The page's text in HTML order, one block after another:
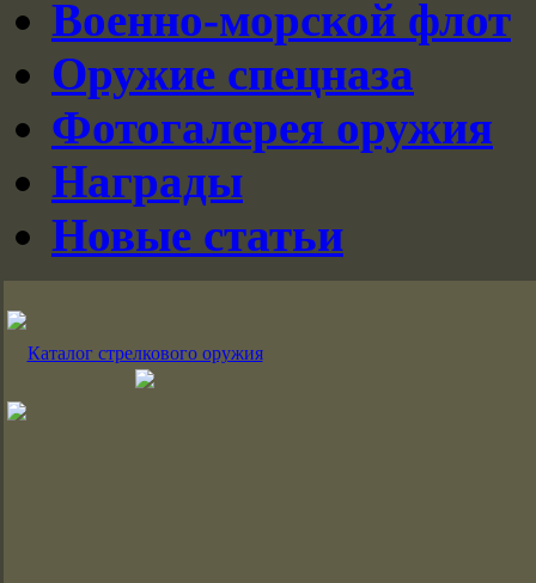
Военно-морской флот
Оружие спецназа
Фотогалерея оружия
Награды
Новые статьи
Каталог стрелкового оружия